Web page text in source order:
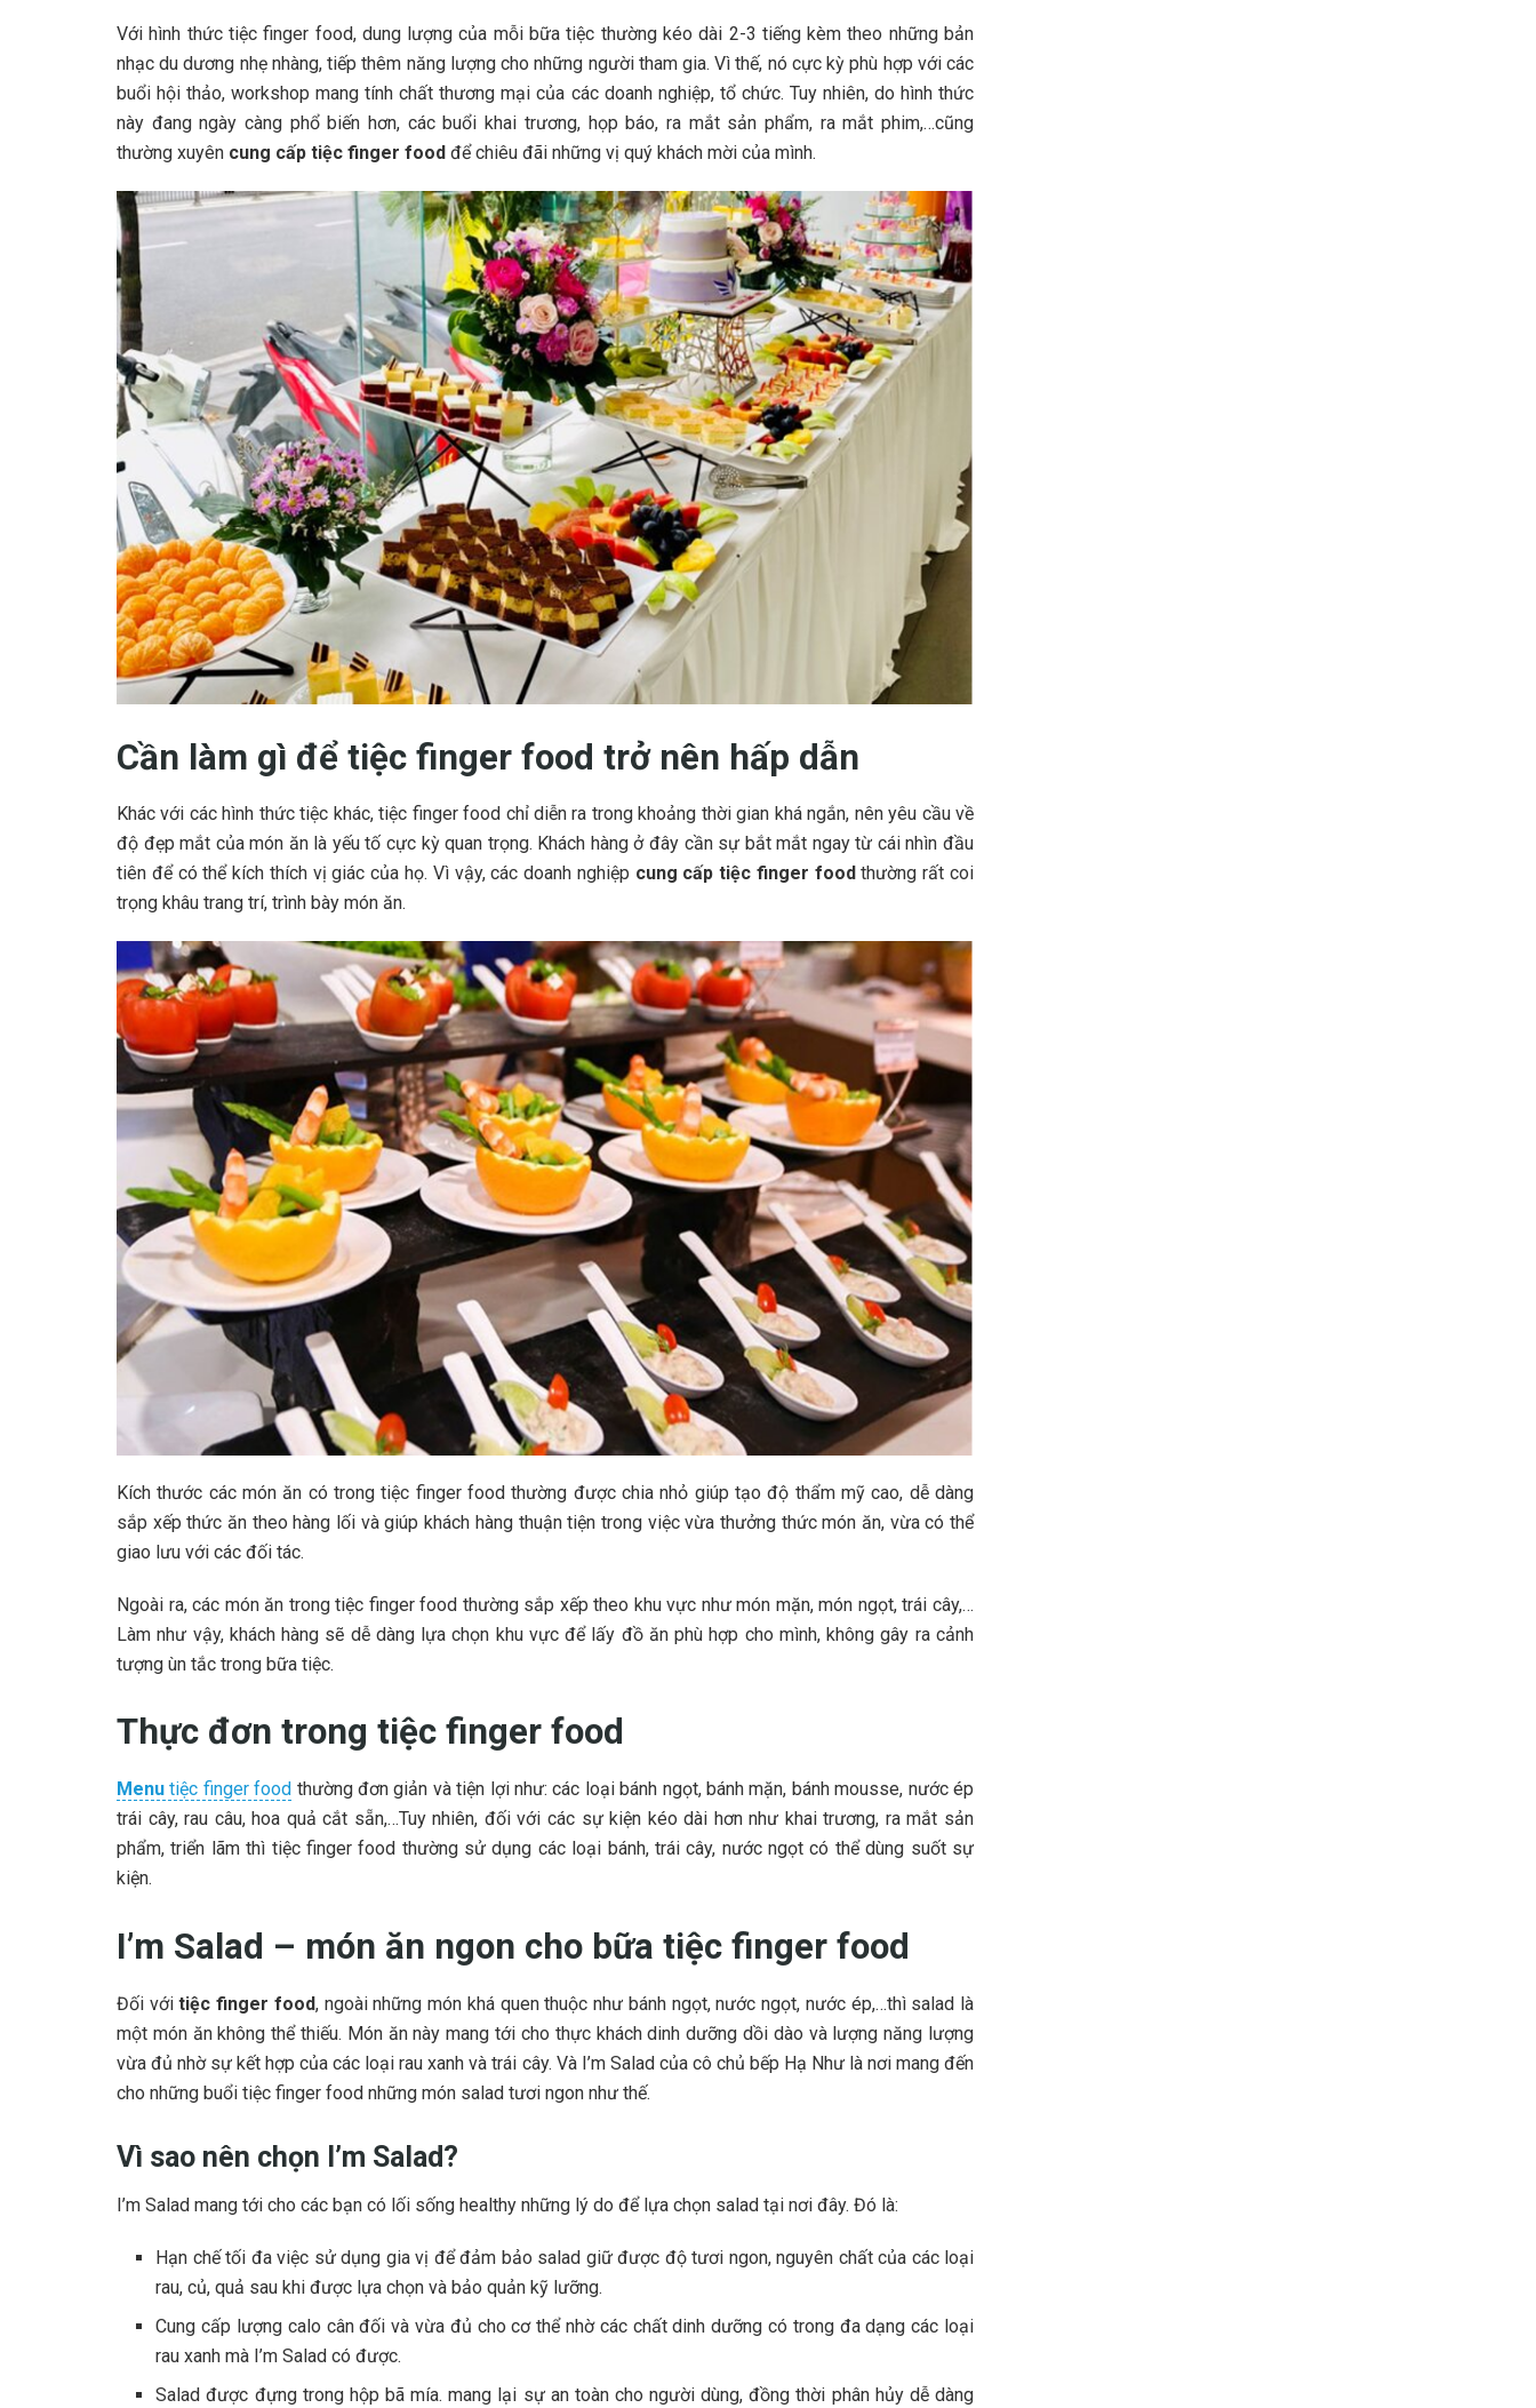
Với hình thức tiệc finger food, dung lượng của mỗi bữa tiệc thường kéo dài 2-3 tiếngkèm theo những bản
nhạc du dương nhẹ nhàng, tiếp thêm năng lượng cho những người tham gia. Vì thế, nó cực kỳ phù hợp với các
buổi hội thảo, workshop mang tính chất thương mại của các doanh nghiệp, tổ chức. Tuy nhiên, do hình thức
này đang ngày càng phổ biến hơn, các buổi khai trương, họp báo, ra mắt sản phẩm, ra mắt phim,…cũng
thường xuyên cung cấp tiệc finger food để chiêu đãi những vị quý khách mời của mình.
Cần làm gì để tiệc finger food trở nên hấp dẫn
Khác với các hình thức tiệc khác, tiệc finger food chỉ diễn ra trong khoảng thời gian khá ngắn, nên yêu cầu về
độ đẹp mắt của món ăn là yếu tố cực kỳ quan trọng. Khách hàng ở đây cần sự bắt mắt ngay từ cái nhìn đầu
tiên để có thể kích thích vị giác của họ. Vì vậy, các doanh nghiệp cung cấp tiệc finger food thường rất coi
trọng khâu trang trí, trình bày món ăn.
Kích thước các món ăn có trong tiệc finger food thường được chia nhỏ giúp tạo độ thẩm mỹ cao, dễ dàng
sắp xếp thức ăn theo hàng lối và giúp khách hàng thuận tiện trong việc vừa thưởng thức món ăn, vừa có thể
giao lưu với các đối tác.
Ngoài ra, các món ăn trong tiệc finger food thường sắp xếp theo khu vực như món mặn, món ngọt, trái cây,…
Làm như vậy, khách hàng sẽ dễ dàng lựa chọn khu vực để lấy đồ ăn phù hợp cho mình, không gây ra cảnh
tượng ùn tắc trong bữa tiệc.
Thực đơn trong tiệc finger food
Menu tiệc finger food thường đơn giản và tiện lợi như: các loại bánh ngọt, bánh mặn, bánh mousse, nước ép
trái cây, rau câu, hoa quả cắt sẵn,…Tuy nhiên, đối với các sự kiện kéo dài hơn như khai trương, ra mắt sản
phẩm, triển lãm thì tiệc finger food thường sử dụng các loại bánh, trái cây, nước ngọt có thể dùng suốt sự
kiện.
I’m Salad – món ăn ngon cho bữa tiệc finger food
Đối vớitiệc finger food, ngoài những món khá quen thuộc như bánh ngọt, nước ngọt, nước ép,…thì salad là
một món ăn không thể thiếu. Món ăn này mang tới cho thực khách dinh dưỡng dồi dào và lượng năng lượng
vừa đủ nhờ sự kết hợp của các loại rau xanh và trái cây. Và I’m Salad của cô chủ bếp Hạ Như là nơi mang đến
cho những buổi tiệc finger food những món salad tươi ngon như thế.
Vì sao nên chọn I’m Salad?
I’m Salad mang tới cho các bạn có lối sống healthy những lý do để lựa chọn salad tại nơi đây. Đó là:
Hạn chế tối đa việc sử dụng gia vị để đảm bảo salad giữ được độ tươi ngon, nguyên chất của các loại
rau, củ, quả sau khi được lựa chọn và bảo quản kỹ lưỡng.
Cung cấp lượng calo cân đối và vừa đủ cho cơ thể nhờ các chất dinh dưỡng có trong đa dạng các loại
rau xanh mà I’m Salad có được.
Salad được đựng trong hộp bã mía. mang lại sự an toàn cho người dùng, đồng thời phân hủy dễ dàng